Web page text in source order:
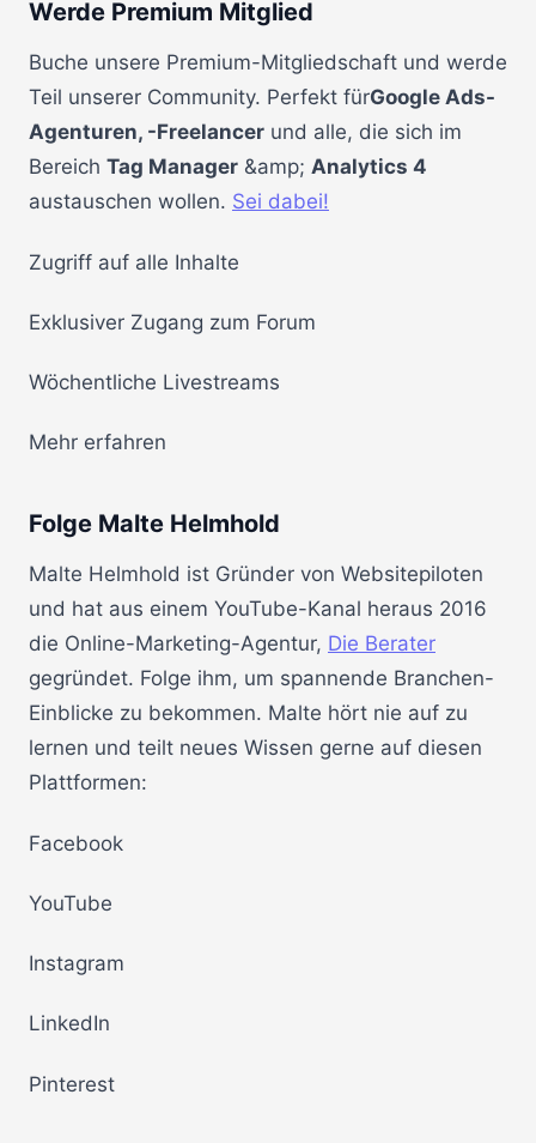
Werde Premium Mitglied
Buche unsere Premium-Mitgliedschaft und werde
Teil unserer Community. Perfekt fürGoogle Ads-
Agenturen, -Freelancer und alle, die sich im
Bereich Tag Manager &amp; Analytics 4
austauschen wollen. Sei dabei!
Zugriff auf alle Inhalte
Exklusiver Zugang zum Forum
Wöchentliche Livestreams
Mehr erfahren
Folge Malte Helmhold
Malte Helmhold ist Gründer von Websitepiloten
und hat aus einem YouTube-Kanal heraus 2016
die Online-Marketing-Agentur, Die Berater
gegründet. Folge ihm, um spannende Branchen-
Einblicke zu bekommen. Malte hört nie auf zu
lernen und teilt neues Wissen gerne auf diesen
Plattformen:
Facebook
YouTube
Instagram
LinkedIn
Pinterest